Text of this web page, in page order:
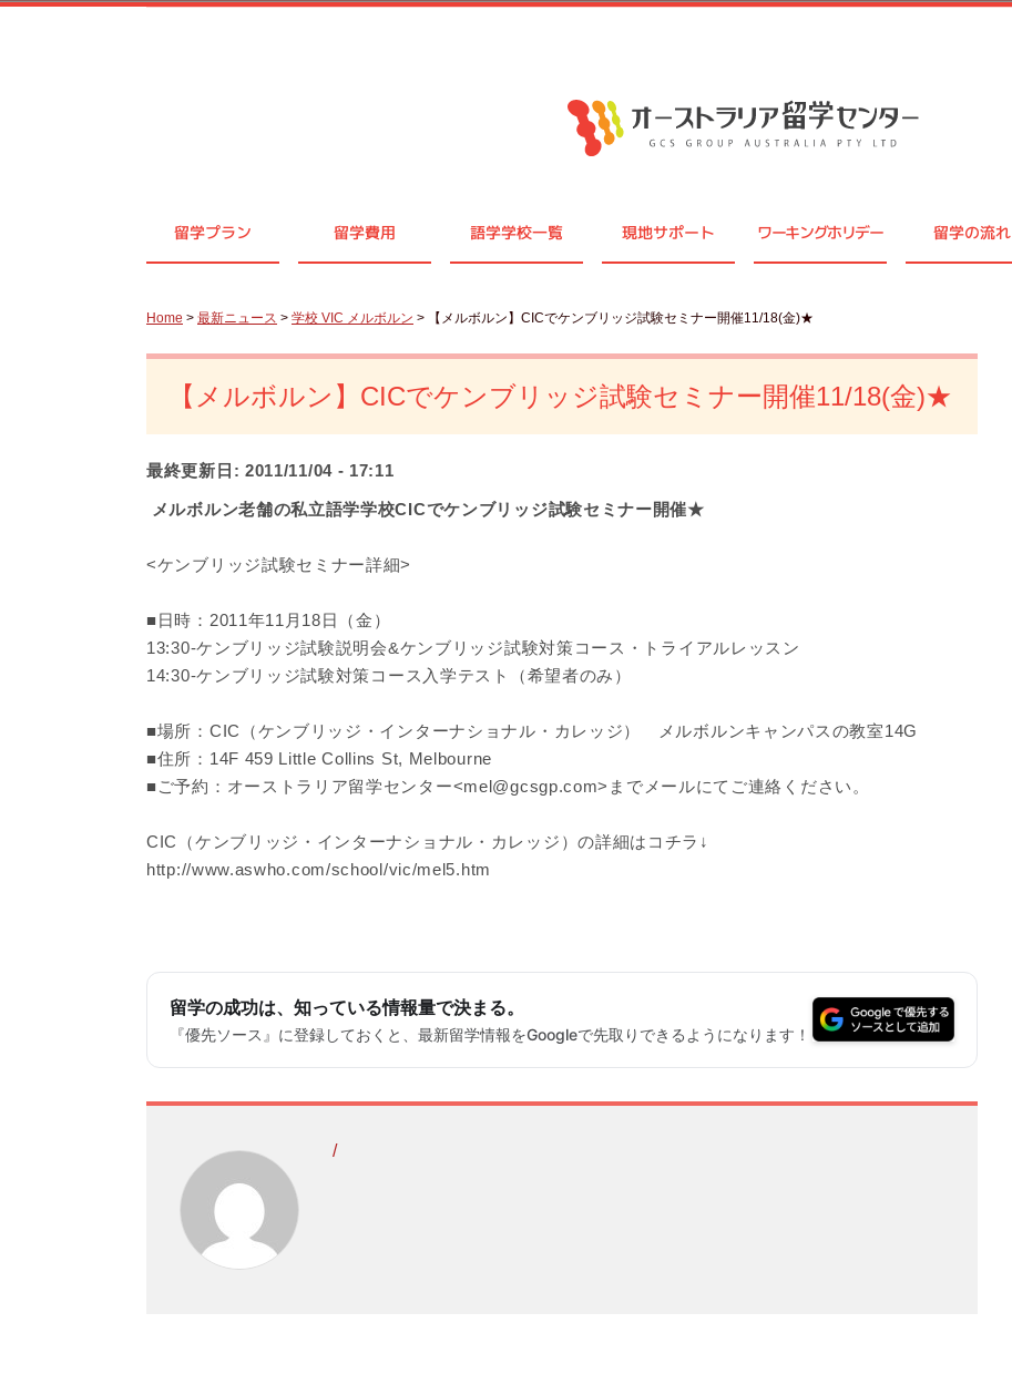
留学プラン 留学費用 語学学校一覧 現地サポート ワーキングホリデー 留学の流れ
Home > 最新ニュース > 学校 VIC メルボルン > 【メルボルン】CICでケンブリッジ試験セミナー開催11/18(金)★
【メルボルン】CICでケンブリッジ試験セミナー開催11/18(金)★
最終更新日: 2011/11/04 - 17:11
メルボルン老舗の私立語学学校CICでケンブリッジ試験セミナー開催★
<ケンブリッジ試験セミナー詳細>
■日時：2011年11月18日（金）
13:30-ケンブリッジ試験説明会&ケンブリッジ試験対策コース・トライアルレッスン
14:30-ケンブリッジ試験対策コース入学テスト（希望者のみ）
■場所：CIC（ケンブリッジ・インターナショナル・カレッジ） メルボルンキャンパスの教室14G
■住所：14F 459 Little Collins St, Melbourne
■ご予約：オーストラリア留学センター<mel@gcsgp.com>までメールにてご連絡ください。
CIC（ケンブリッジ・インターナショナル・カレッジ）の詳細はコチラ↓
http://www.aswho.com/school/vic/mel5.htm
留学の成功は、知っている情報量で決まる。
『優先ソース』に登録しておくと、最新留学情報をGoogleで先取りできるようになります！
/